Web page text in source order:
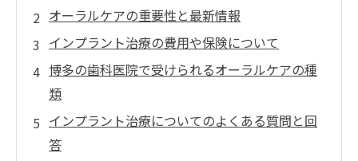
オーラルケアの重要性と最新情報
インプラント治療の費用や保険について
博多の歯科医院で受けられるオーラルケアの種
類
インプラント治療についてのよくある質問と回
答